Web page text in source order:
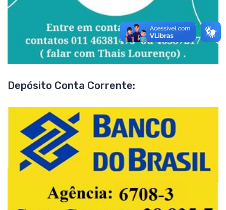
Depósito Conta Corrente: